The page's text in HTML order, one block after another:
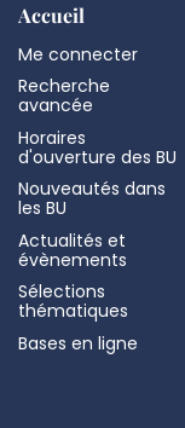
Accueil
Me connecter
Recherche
avancée
Horaires
d'ouverture des BU
Nouveautés dans
les BU
Actualités et
évènements
Sélections
thématiques
Bases en ligne